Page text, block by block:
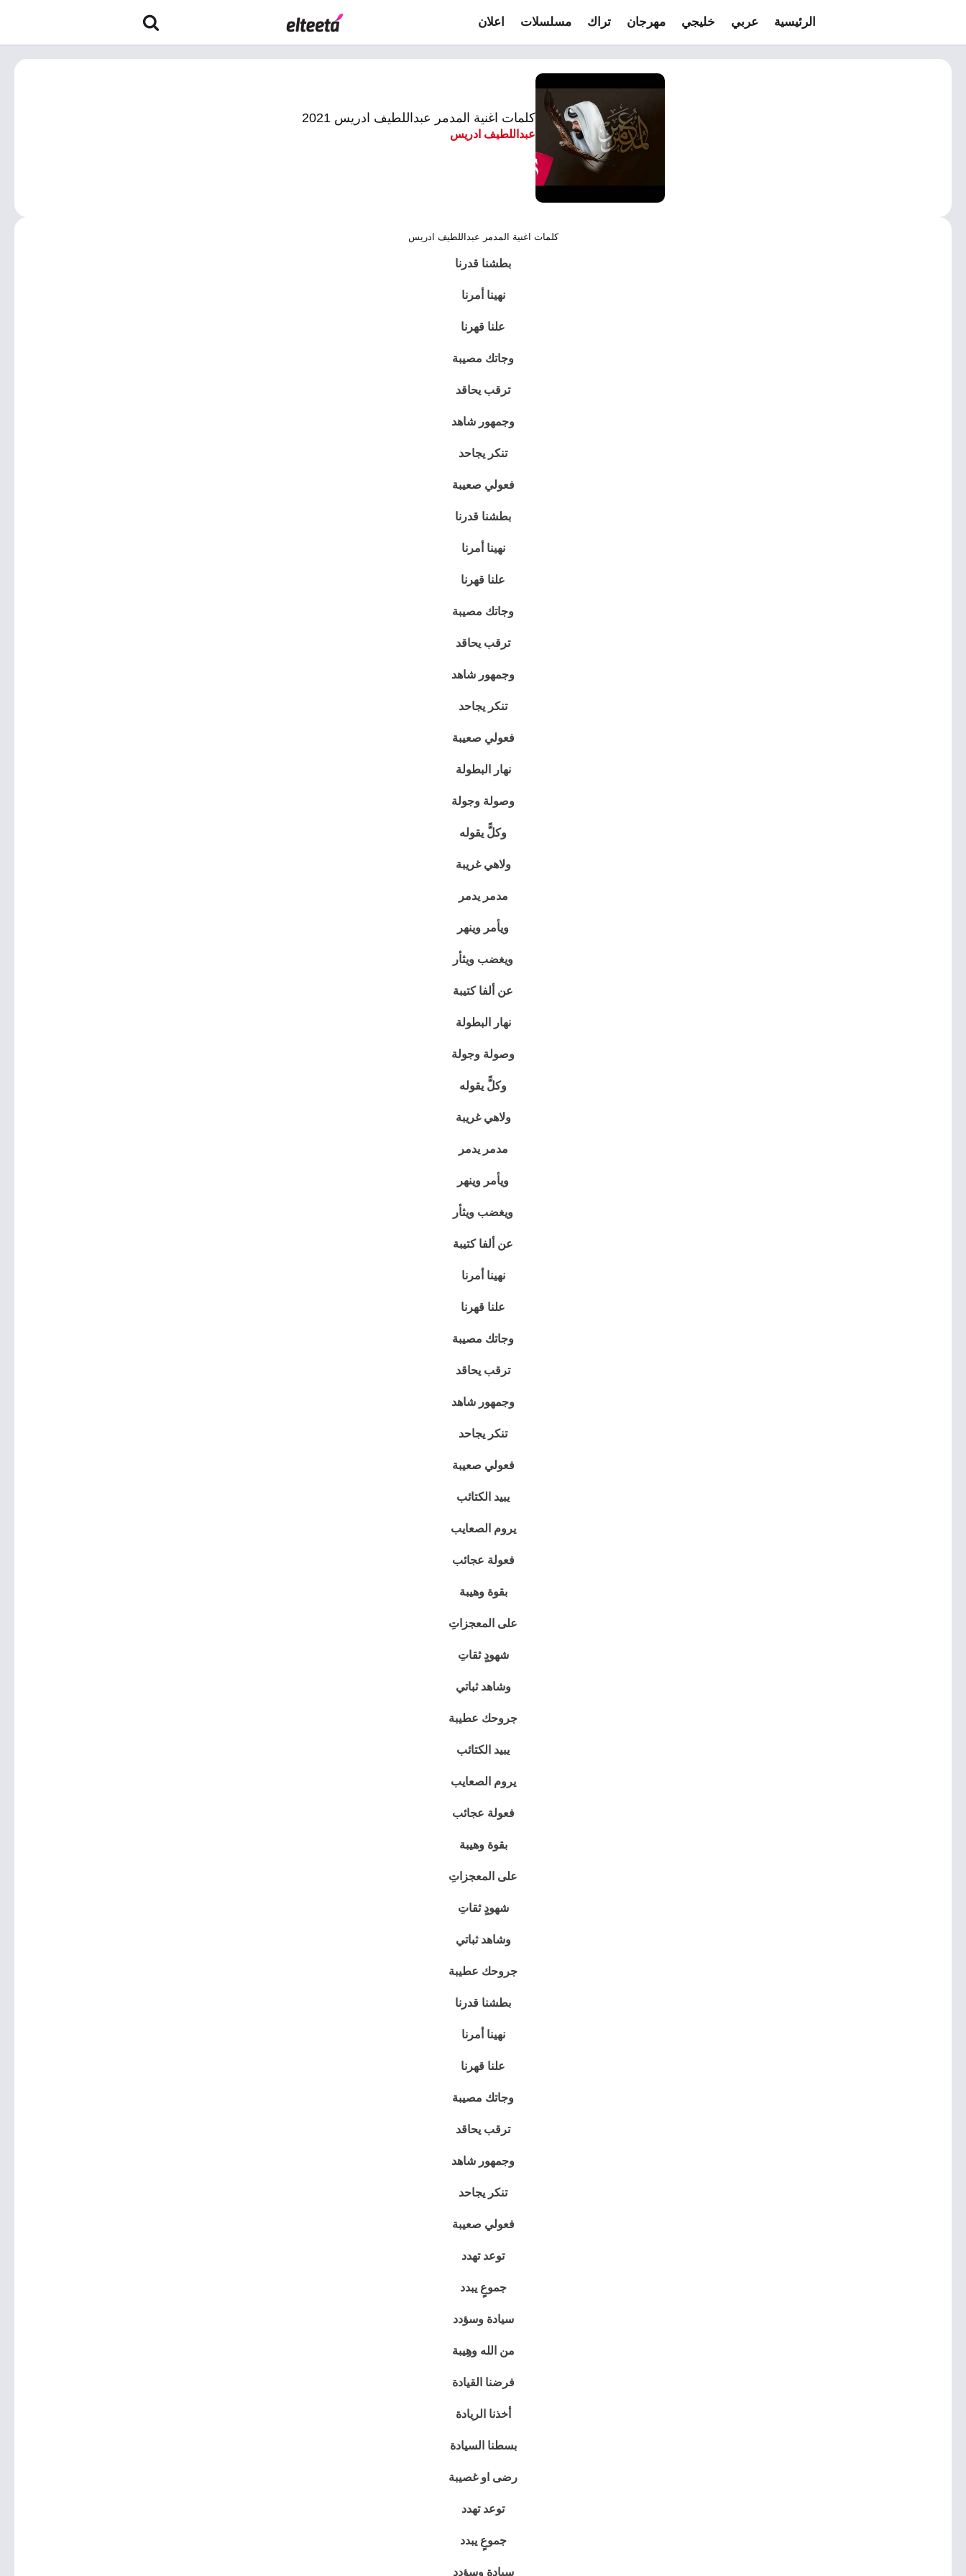
الرئيسية عربي خليجي مهرجان تراك مسلسلات اعلان
كلمات اغنية المدمر عبداللطيف ادريس 2021
عبداللطيف ادريس
كلمات اغنية المدمر عبداللطيف ادريس
بطشنا قدرنا
نهينا أمرنا
علنا قهرنا
وجاتك مصيبة
ترقب يحاقد
وجمهور شاهد
تنكر يجاحد
فعولي صعيبة
بطشنا قدرنا
نهينا أمرنا
علنا قهرنا
وجاتك مصيبة
ترقب يحاقد
وجمهور شاهد
تنكر يجاحد
فعولي صعيبة
نهار البطولة
وصولة وجولة
وكلًّ يقوله
ولاهي غريبة
مدمر يدمر
ويأمر وينهر
ويغضب ويثأر
عن ألفا كتيبة
نهار البطولة
وصولة وجولة
وكلًّ يقوله
ولاهي غريبة
مدمر يدمر
ويأمر وينهر
ويغضب ويثأر
عن ألفا كتيبة
نهينا أمرنا
علنا قهرنا
وجاتك مصيبة
ترقب يحاقد
وجمهور شاهد
تنكر يجاحد
فعولي صعيبة
يبيد الكتائب
يروم الصعايب
فعولة عجائب
بقوة وهيبة
على المعجزاتِ
شهودٍ ثقاتِ
وشاهد ثباتي
جروحك عطيبة
يبيد الكتائب
يروم الصعايب
فعولة عجائب
بقوة وهيبة
على المعجزاتِ
شهودٍ ثقاتِ
وشاهد ثباتي
جروحك عطيبة
بطشنا قدرنا
نهينا أمرنا
علنا قهرنا
وجاتك مصيبة
ترقب يحاقد
وجمهور شاهد
تنكر يجاحد
فعولي صعيبة
توعد تهدد
جموعٍ يبدد
سيادة وسؤدد
من الله وهِيبة
فرضنا القيادة
أخذنا الريادة
بسطنا السيادة
رضى او غصيبة
توعد تهدد
جموعٍ يبدد
سيادة وسؤدد